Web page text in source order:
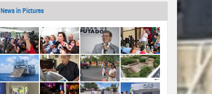
News in Pictures